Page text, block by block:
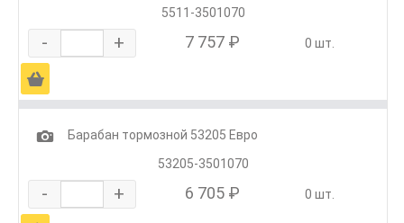
5511-3501070
- + 7 757 ₽ 0 шт.
Ä
1
Барабан тормозной 53205 Евро
53205-3501070
- + 6 705 ₽ 0 шт.